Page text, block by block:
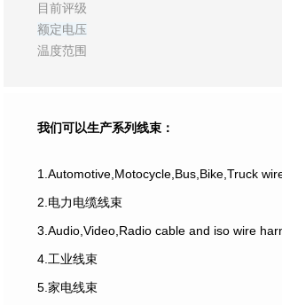
目前评级
额定电压
温度范围
我们可以生产系列线束：
1.Automotive,Motocycle,Bus,Bike,Truck
2.电力电缆线束
3.Audio,Video,Radio cable and iso wire
4.工业线束
5.家电线束